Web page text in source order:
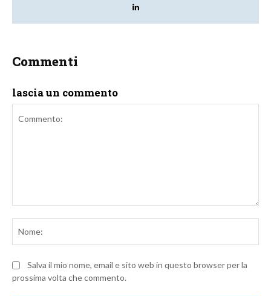
Commenti
lascia un commento
Salva il mio nome, email e sito web in questo browser per la
prossima volta che commento.